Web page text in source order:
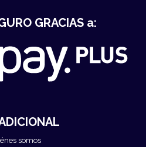
somos
GRACIAS a: